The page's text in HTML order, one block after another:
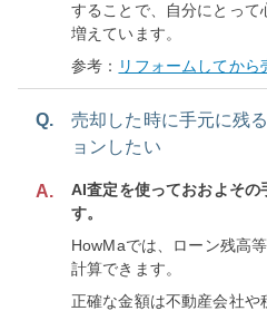
することで、自分にとって
増えています。
参考： リフォームしてから
Q.
売却した時に手元に残
ョンしたい
A.
AI査定を使っておおよその
す。
HowMaでは、ローン残高
計算できます。
正確な金額は不動産会社や